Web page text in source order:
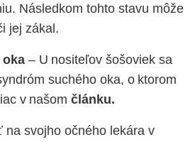
Následkom tohto stavu môže
jej zákal.
– U nositeľov šošoviek sa
suchého oka, o ktorom
v našom článku.
na svojho očného lekára v